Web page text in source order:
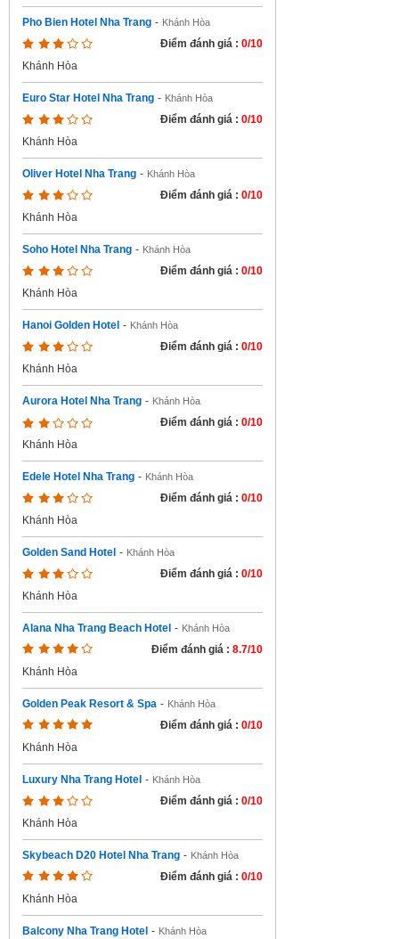
Pho Bien Hotel Nha Trang - Khánh Hòa
Điểm đánh giá : 0/10
Khánh Hòa
Euro Star Hotel Nha Trang - Khánh Hòa
Điểm đánh giá : 0/10
Khánh Hòa
Oliver Hotel Nha Trang - Khánh Hòa
Điểm đánh giá : 0/10
Khánh Hòa
Soho Hotel Nha Trang - Khánh Hòa
Điểm đánh giá : 0/10
Khánh Hòa
Hanoi Golden Hotel - Khánh Hòa
Điểm đánh giá : 0/10
Khánh Hòa
Aurora Hotel Nha Trang - Khánh Hòa
Điểm đánh giá : 0/10
Khánh Hòa
Edele Hotel Nha Trang - Khánh Hòa
Điểm đánh giá : 0/10
Khánh Hòa
Golden Sand Hotel - Khánh Hòa
Điểm đánh giá : 0/10
Khánh Hòa
Alana Nha Trang Beach Hotel - Khánh Hòa
Điểm đánh giá : 8.7/10
Khánh Hòa
Golden Peak Resort & Spa - Khánh Hòa
Điểm đánh giá : 0/10
Khánh Hòa
Luxury Nha Trang Hotel - Khánh Hòa
Điểm đánh giá : 0/10
Khánh Hòa
Skybeach D20 Hotel Nha Trang - Khánh Hòa
Điểm đánh giá : 0/10
Khánh Hòa
Balcony Nha Trang Hotel - Khánh Hòa